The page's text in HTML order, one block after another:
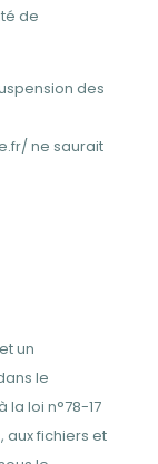
de
des
ne saurait
un
le
loi n°78-17
aux fichiers et